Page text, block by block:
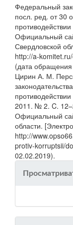
Федеральный
посл. ред. от 30
Официальный
Свердловской
http://a-
(дата
Цирин А. М.
2011. № 2. C.
Официальный
области.
http://
protiv-korruptsii/
02.02.2019).